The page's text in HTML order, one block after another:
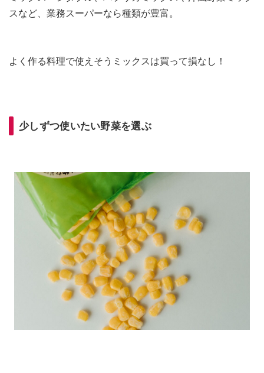
スなど、業務スーパーなら種類が豊富。
よく作る料理で使えそうミックスは買って損なし！
少しずつ使いたい野菜を選ぶ